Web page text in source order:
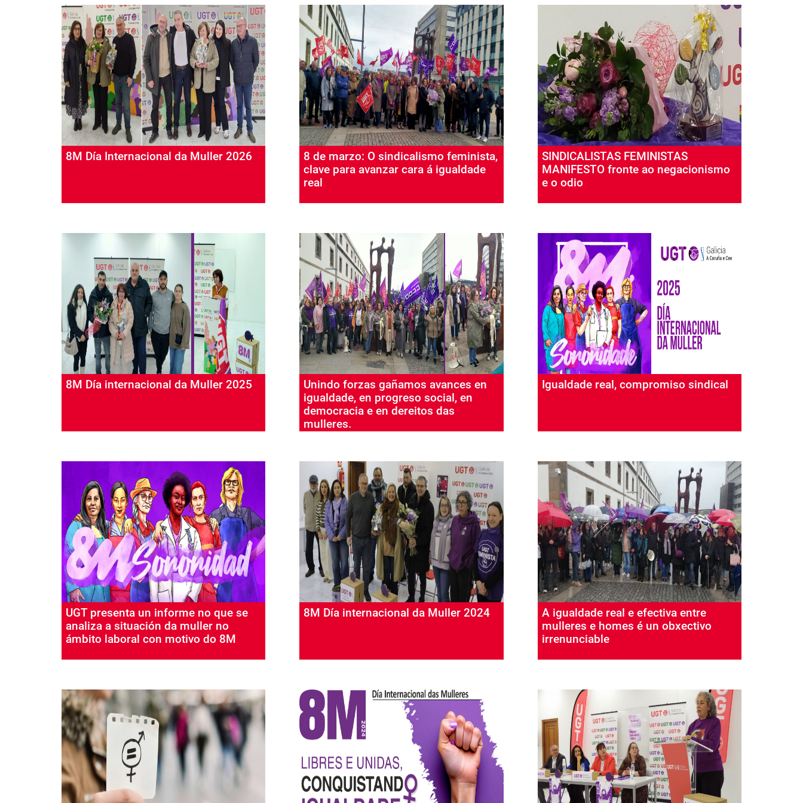
8M Día Internacional da Muller 2026
8 de marzo: O sindicalismo feminista,
clave para avanzar cara á igualdade
real
SINDICALISTAS FEMINISTAS
MANIFESTO fronte ao negacionismo
e o odio
8M Día internacional da Muller 2025
Unindo forzas gañamos avances en
igualdade, en progreso social, en
democracia e en dereitos das
mulleres.
Igualdade real, compromiso sindical
UGT presenta un informe no que se
analiza a situación da muller no
ámbito laboral con motivo do 8M
8M Día internacional da Muller 2024
A igualdade real e efectiva entre
mulleres e homes é un obxectivo
irrenunciable